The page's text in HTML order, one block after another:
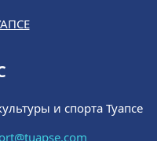
и спорта Туапсе